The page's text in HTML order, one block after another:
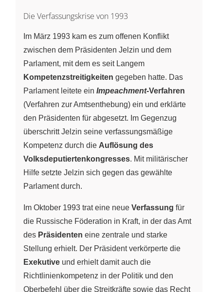
Die Verfassungskrise von 1993
Im März 1993 kam es zum offenen Konflikt
zwischen dem Präsidenten Jelzin und dem
Parlament, mit dem es seit Langem
Kompetenzstreitigkeiten gegeben hatte. Das
Parlament leitete ein Impeachment-Verfahren
(Verfahren zur Amtsenthebung) ein und erklärte
den Präsidenten für abgesetzt. Im Gegenzug
überschritt Jelzin seine verfassungsmäßige
Kompetenz durch die Auflösung des
Volksdeputiertenkongresses. Mit militärischer
Hilfe setzte Jelzin sich gegen das gewählte
Parlament durch.
Im Oktober 1993 trat eine neue Verfassung für
die Russische Föderation in Kraft, in der das Amt
des Präsidenten eine zentrale und starke
Stellung erhielt. Der Präsident verkörperte die
Exekutive und erhielt damit auch die
Richtlinienkompetenz in der Politik und den
Oberbefehl über die Streitkräfte sowie das Recht